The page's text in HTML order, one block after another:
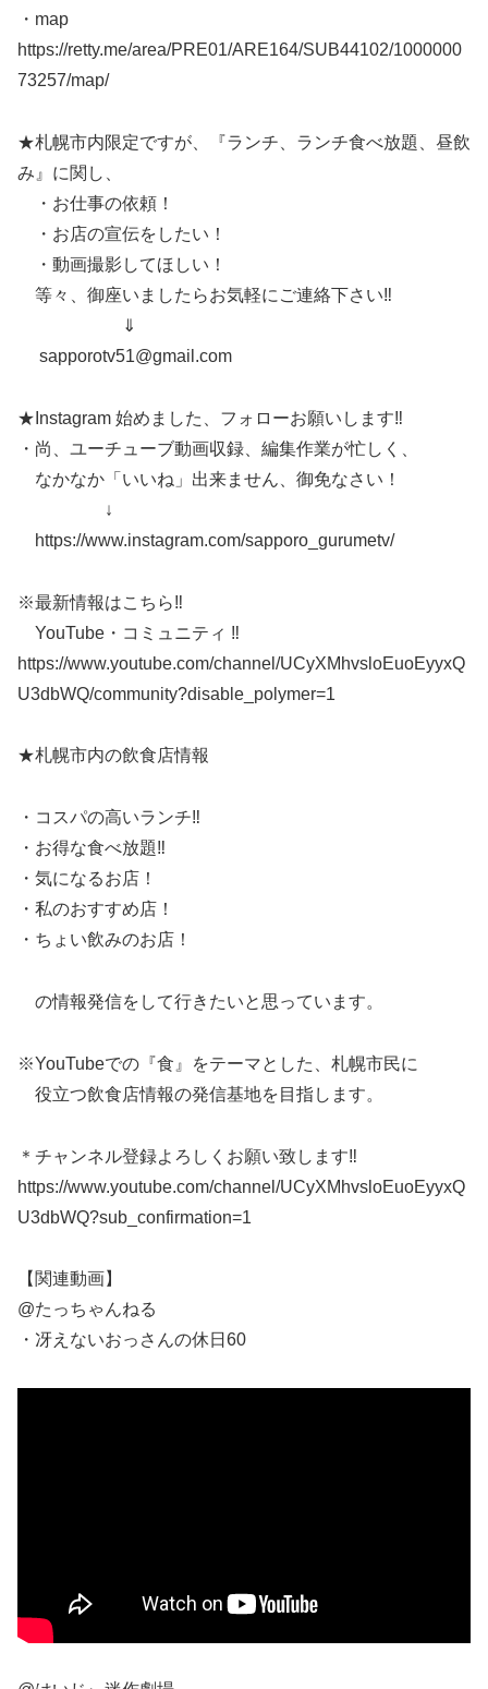
・map
https://retty.me/area/PRE01/ARE164/SUB44102/1000000
73257/map/
★札幌市内限定ですが、『ランチ、ランチ食べ放題、昼飲
み』に関し、
・お仕事の依頼！
・お店の宣伝をしたい！
・動画撮影してほしい！
等々、御座いましたらお気軽にご連絡下さい‼
⇓
sapporotv51@gmail.com
★Instagram 始めました、フォローお願いします‼
・尚、ユーチューブ動画収録、編集作業が忙しく、
なかなか「いいね」出来ません、御免なさい！
↓
https://www.instagram.com/sapporo_gurumetv/
※最新情報はこちら‼
YouTube・コミュニティ ‼
https://www.youtube.com/channel/UCyXMhvsloEuoEyyxQ
U3dbWQ/community?disable_polymer=1
★札幌市内の飲食店情報
・コスパの高いランチ‼
・お得な食べ放題‼
・気になるお店！
・私のおすすめ店！
・ちょい飲みのお店！
の情報発信をして行きたいと思っています。
※YouTubeでの『食』をテーマとした、札幌市民に
役立つ飲食店情報の発信基地を目指します。
＊チャンネル登録よろしくお願い致します‼
https://www.youtube.com/channel/UCyXMhvsloEuoEyyxQ
U3dbWQ?sub_confirmation=1
【関連動画】
@たっちゃんねる
・冴えないおっさんの休日60